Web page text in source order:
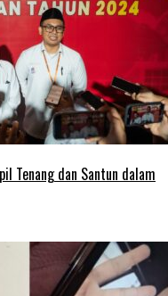
Tenang dan Santun dalam